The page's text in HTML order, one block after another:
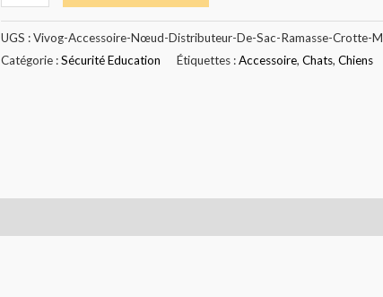
UGS :Vivog-Accessoire-Nœud-Distributeur-De-Sac-Ramasse-Crotte-
Catégorie :Sécurité Education Étiquettes :Accessoire, Chats, Chiens